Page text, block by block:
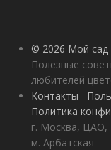
© 2026 Мой сад
Полезные
любителей
Контакты
Политика
г. Москва, ЦАО,
м. Арбатская